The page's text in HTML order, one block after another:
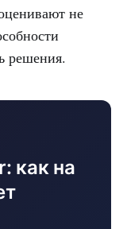
не
решения.
как на